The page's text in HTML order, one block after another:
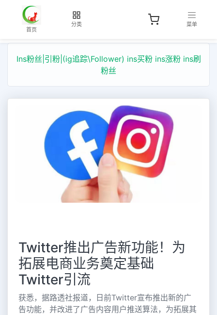
首页
分类 菜单
Ins粉丝|引粉|(ig追踪\Follower) ins买粉 ins涨粉 ins刷
粉丝
Twitter推出广告新功能！为
拓展电商业务奠定基础
Twitter引流
获悉，据路透社报道，日前Twitter宣布推出新的广
告功能，并改进了广告内容用户推送算法，为拓展其